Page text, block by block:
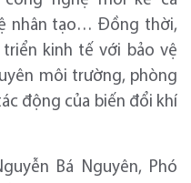
nhân tạo… Đồng thời,
kinh tế với bảo vệ
môi trường, phòng
động của biến đổi khí
Bá Nguyên, Phó